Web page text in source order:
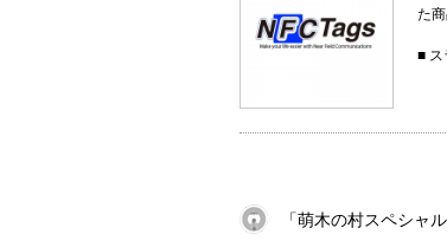
た
■ ス
「萌木の村スペシャ